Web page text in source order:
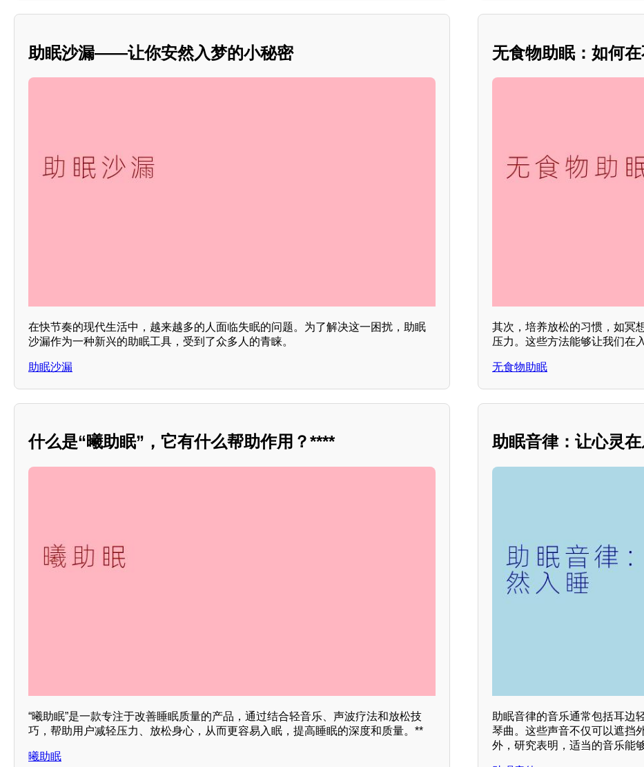
助眠沙漏——让你安然入梦的小秘密
在快节奏的现代生活中，越来越多的人面临失眠的问题。为了解决这一困扰，助眠
沙漏作为一种新兴的助眠工具，受到了众多人的青睐。
助眠沙漏
无食物助眠：如何
其次，培养放松的习惯，如冥
压力。这些方法能够让我们在
无食物助眠
什么是“曦助眠”，它有什么帮助作用？****
“曦助眠”是一款专注于改善睡眠质量的产品，通过结合轻音乐、声波疗法和放松技
巧，帮助用户减轻压力、放松身心，从而更容易入眠，提高睡眠的深度和质量。**
曦助眠
助眠音律：让心灵
助眠音律的音乐通常包括耳边
琴曲。这些声音不仅可以遮挡
外，研究表明，适当的音乐能